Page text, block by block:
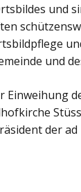
und
und
Einweihung
der